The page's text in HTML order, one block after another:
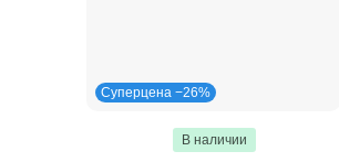
Суперцена −26%
В наличии